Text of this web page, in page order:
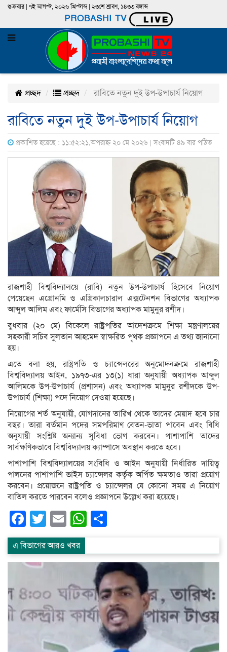
শুক্রবার | ৭ই আগস্ট, ২০২৬ খ্রিস্টাব্দ | ২৩শে শ্রাবণ, ১৪৩৩ বঙ্গাব্দ
PROBASHI TV
প্রচ্ছদ প্রচ্ছদ রাবিতে নতুন দুই উপ-উপাচার্য নিয়োগ
রাবিতে নতুন দুই উপ-উপাচার্য নিয়োগ
প্রকাশিত হয়েছে : ১১:৫২:২১,অপরাহ্ন ২০ মে ২০২৬ | সংবাদটি ৪৯ বার পঠিত
রাজশাহী বিশ্ববিদ্যালয়ে (রাবি) নতুন উপ-উপাচার্য হিসেবে নিয়োগ
পেয়েছেন এগ্রোনমি ও এগ্রিকালচারাল এক্সটেনশন বিভাগের অধ্যাপক
আব্দুল আলিম এবং ফার্মেসি বিভাগের অধ্যাপক মামুনুর রশীদ।
বুধবার (২০ মে) বিকেলে রাষ্ট্রপতির আদেশক্রমে শিক্ষা মন্ত্রণালয়ের
সহকারী সচিব সুলতান আহমেদ স্বাক্ষরিত পৃথক প্রজ্ঞাপনে এ তথ্য জানানো
হয়।
এতে বলা হয়, রাষ্ট্রপতি ও চ্যান্সেলরের অনুমোদনক্রমে রাজশাহী
বিশ্ববিদ্যালয় আইন, ১৯৭৩-এর ১৩(১) ধারা অনুযায়ী অধ্যাপক আব্দুল
আলিমকে উপ-উপাচার্য (প্রশাসন) এবং অধ্যাপক মামুনুর রশীদকে উপ-
উপাচার্য (শিক্ষা) পদে নিয়োগ দেওয়া হয়েছে।
নিয়োগের শর্ত অনুযায়ী, যোগদানের তারিখ থেকে তাদের মেয়াদ হবে চার
বছর। তারা বর্তমান পদের সমপরিমাণ বেতন-ভাতা পাবেন এবং বিধি
অনুযায়ী সংশ্লিষ্ট অন্যান্য সুবিধা ভোগ করবেন। পাশাপাশি তাদের
সার্বক্ষণিকভাবে বিশ্ববিদ্যালয় ক্যাম্পাসে অবস্থান করতে হবে।
পাশাপাশি বিশ্ববিদ্যালয়ের সংবিধি ও আইন অনুযায়ী নির্ধারিত দায়িত্ব
পালনের পাশাপাশি ভাইস চ্যান্সেলর কর্তৃক অর্পিত ক্ষমতাও তারা প্রয়োগ
করবেন। প্রয়োজনে রাষ্ট্রপতি ও চ্যান্সেলর যে কোনো সময় এ নিয়োগ
বাতিল করতে পারবেন বলেও প্রজ্ঞাপনে উল্লেখ করা হয়েছে।
Facebook
Twitter
EmailWhatsApp
এ বিভাগের আরও খবর